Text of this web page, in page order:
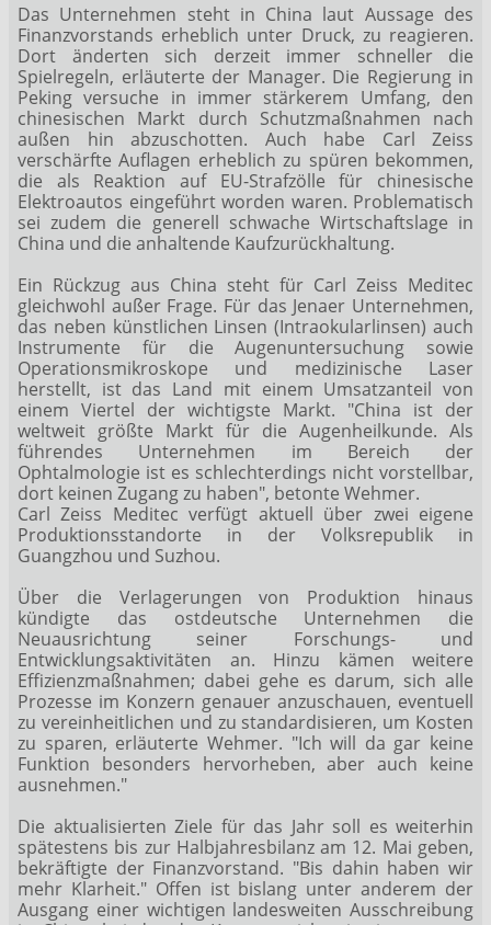
Das Unternehmen steht in China laut Aussage des
Finanzvorstands erheblich unter Druck, zu reagieren.
Dort änderten sich derzeit immer schneller die
Spielregeln, erläuterte der Manager. Die Regierung in
Peking versuche in immer stärkerem Umfang, den
chinesischen Markt durch Schutzmaßnahmen nach
außen hin abzuschotten. Auch habe Carl Zeiss
verschärfte Auflagen erheblich zu spüren bekommen,
die als Reaktion auf EU-Strafzölle für chinesische
Elektroautos eingeführt worden waren. Problematisch
sei zudem die generell schwache Wirtschaftslage in
China und die anhaltende Kaufzurückhaltung.
Ein Rückzug aus China steht für Carl Zeiss Meditec
gleichwohl außer Frage. Für das Jenaer Unternehmen,
das neben künstlichen Linsen (Intraokularlinsen) auch
Instrumente für die Augenuntersuchung sowie
Operationsmikroskope und medizinische Laser
herstellt, ist das Land mit einem Umsatzanteil von
einem Viertel der wichtigste Markt. "China ist der
weltweit größte Markt für die Augenheilkunde. Als
führendes Unternehmen im Bereich der
Ophtalmologie ist es schlechterdings nicht vorstellbar,
dort keinen Zugang zu haben", betonte Wehmer.
Carl Zeiss Meditec verfügt aktuell über zwei eigene
Produktionsstandorte in der Volksrepublik in
Guangzhou und Suzhou.
Über die Verlagerungen von Produktion hinaus
kündigte das ostdeutsche Unternehmen die
Neuausrichtung seiner Forschungs- und
Entwicklungsaktivitäten an. Hinzu kämen weitere
Effizienzmaßnahmen; dabei gehe es darum, sich alle
Prozesse im Konzern genauer anzuschauen, eventuell
zu vereinheitlichen und zu standardisieren, um Kosten
zu sparen, erläuterte Wehmer. "Ich will da gar keine
Funktion besonders hervorheben, aber auch keine
ausnehmen."
Die aktualisierten Ziele für das Jahr soll es weiterhin
spätestens bis zur Halbjahresbilanz am 12. Mai geben,
bekräftigte der Finanzvorstand. "Bis dahin haben wir
mehr Klarheit." Offen ist bislang unter anderem der
Ausgang einer wichtigen landesweiten Ausschreibung